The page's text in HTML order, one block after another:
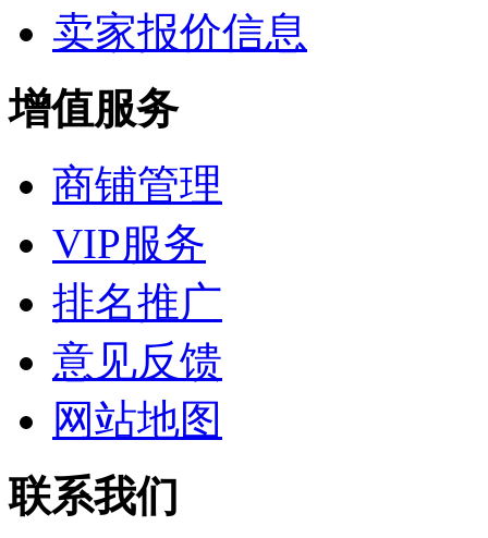
卖家报价信息
增值服务
商铺管理
VIP服务
排名推广
意见反馈
网站地图
联系我们